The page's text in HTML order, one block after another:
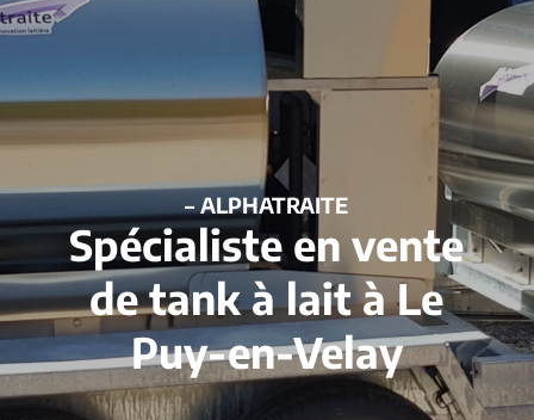
– ALPHATRAITE
Spécialiste en vente
de tank à lait à Le
Puy-en-Velay